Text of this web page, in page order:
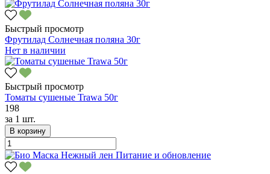
Быстрый просмотр
Фрутилад Солнечная поляна 30г
Нет в наличии
Быстрый просмотр
Томаты сушеные Trawa 50г
198
за 1 шт.
В корзину